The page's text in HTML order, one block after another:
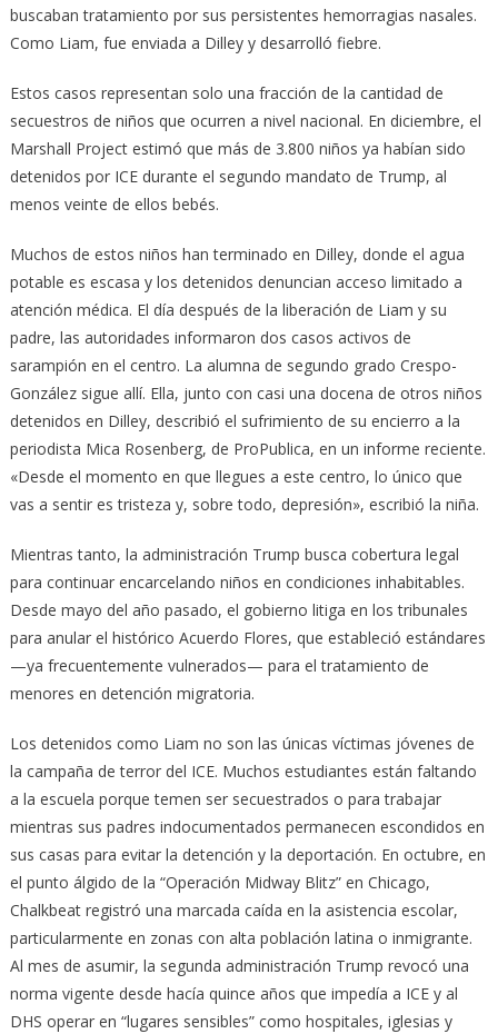
buscaban tratamiento por sus persistentes hemorragias nasales.
Como Liam, fue enviada a Dilley y desarrolló fiebre.
Estos casos representan solo una fracción de la cantidad de
secuestros de niños que ocurren a nivel nacional. En diciembre, el
Marshall Project estimó que más de 3.800 niños ya habían sido
detenidos por ICE durante el segundo mandato de Trump, al
menos veinte de ellos bebés.
Muchos de estos niños han terminado en Dilley, donde el agua
potable es escasa y los detenidos denuncian acceso limitado a
atención médica. El día después de la liberación de Liam y su
padre, las autoridades informaron dos casos activos de
sarampión en el centro. La alumna de segundo grado Crespo-
González sigue allí. Ella, junto con casi una docena de otros niños
detenidos en Dilley, describió el sufrimiento de su encierro a la
periodista Mica Rosenberg, de ProPublica, en un informe reciente.
«Desde el momento en que llegues a este centro, lo único que
vas a sentir es tristeza y, sobre todo, depresión», escribió la niña.
Mientras tanto, la administración Trump busca cobertura legal
para continuar encarcelando niños en condiciones inhabitables.
Desde mayo del año pasado, el gobierno litiga en los tribunales
para anular el histórico Acuerdo Flores, que estableció estándares
—ya frecuentemente vulnerados— para el tratamiento de
menores en detención migratoria.
Los detenidos como Liam no son las únicas víctimas jóvenes de
la campaña de terror del ICE. Muchos estudiantes están faltando
a la escuela porque temen ser secuestrados o para trabajar
mientras sus padres indocumentados permanecen escondidos en
sus casas para evitar la detención y la deportación. En octubre, en
el punto álgido de la “Operación Midway Blitz” en Chicago,
Chalkbeat registró una marcada caída en la asistencia escolar,
particularmente en zonas con alta población latina o inmigrante.
Al mes de asumir, la segunda administración Trump revocó una
norma vigente desde hacía quince años que impedía a ICE y al
DHS operar en “lugares sensibles” como hospitales, iglesias y